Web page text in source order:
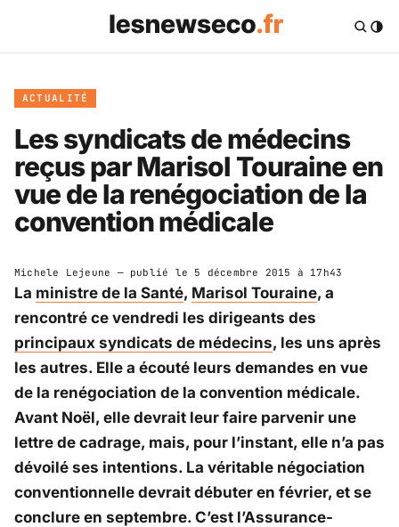
ACTUALITÉ
Les syndicats de médecins
reçus par Marisol Touraine en
vue de la renégociation de la
convention médicale
Michele Lejeune — publié le 5 décembre 2015 à 17h43
La ministre de la Santé, Marisol Touraine, a
rencontré ce vendredi les dirigeants des
principaux syndicats de médecins, les uns après
les autres. Elle a écouté leurs demandes en vue
de la renégociation de la convention médicale.
Avant Noël, elle devrait leur faire parvenir une
lettre de cadrage, mais, pour l’instant, elle n’a pas
dévoilé ses intentions. La véritable négociation
conventionnelle devrait débuter en février, et se
conclure en septembre. C’est l’Assurance-